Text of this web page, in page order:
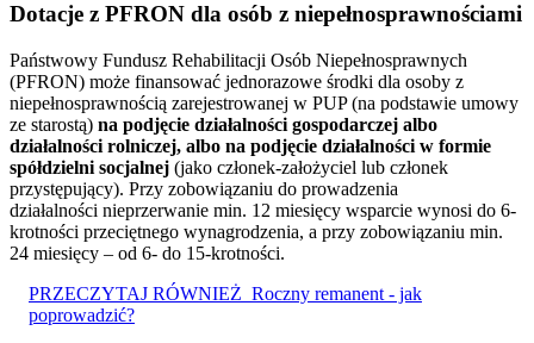
Dotacje z PFRON dla osób z niepełnosprawnościami
Państwowy Fundusz Rehabilitacji Osób Niepełnosprawnych
(PFRON) może finansować jednorazowe środki dla osoby z
niepełnosprawnością zarejestrowanej w PUP (na podstawie umowy
ze starostą) na podjęcie działalności gospodarczej albo
działalności rolniczej, albo na podjęcie działalności w formie
spółdzielni socjalnej (jako członek-założyciel lub członek
przystępujący). Przy zobowiązaniu do prowadzenia
działalności nieprzerwanie min. 12 miesięcy wsparcie wynosi do 6-
krotności przeciętnego wynagrodzenia, a przy zobowiązaniu min.
24 miesięcy – od 6- do 15-krotności.
PRZECZYTAJ RÓWNIEŻ Roczny remanent - jak
poprowadzić?